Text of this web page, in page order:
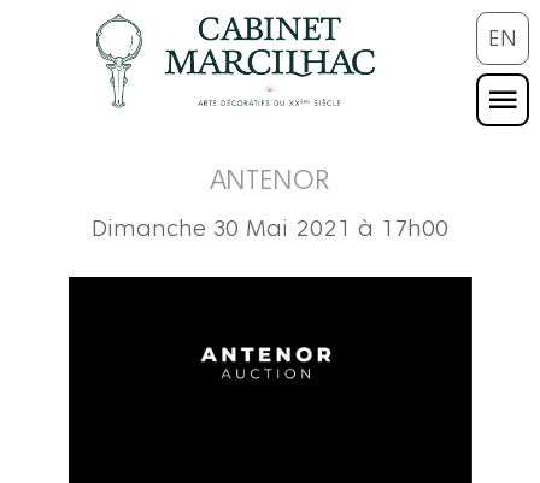
EN
ANTENOR
Dimanche 30 Mai 2021 à 17h00